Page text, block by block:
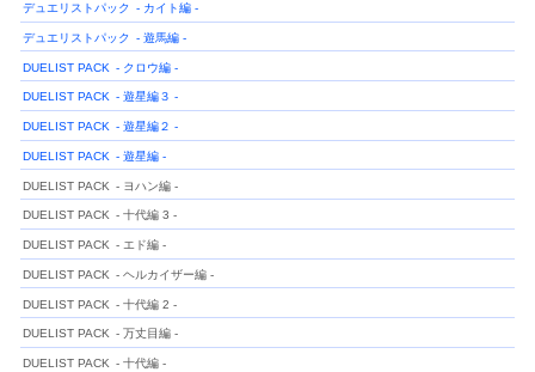
デュエリストパック - カイト編 -
デュエリストパック - 遊馬編 -
DUELIST PACK - クロウ編 -
DUELIST PACK - 遊星編３ -
DUELIST PACK - 遊星編２ -
DUELIST PACK - 遊星編 -
DUELIST PACK - ヨハン編 -
DUELIST PACK - 十代編 3 -
DUELIST PACK - エド編 -
DUELIST PACK - ヘルカイザー編 -
DUELIST PACK - 十代編 2 -
DUELIST PACK - 万丈目編 -
DUELIST PACK - 十代編 -